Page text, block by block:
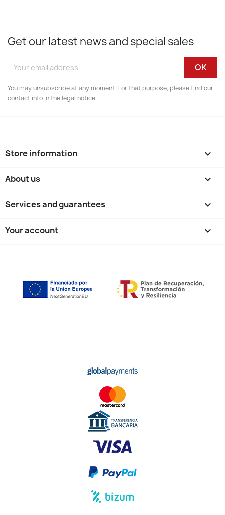
Get our latest news and special sales
You may unsubscribe at any moment. For that purpose, please find our
contact info in the legal notice.
Store information keyboard_arrow_down
About us 
Services and guarantees 
Your account 